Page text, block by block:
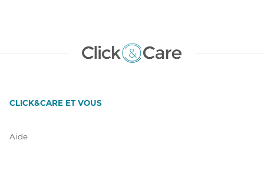
CLICK&CARE ET VOUS
Aide